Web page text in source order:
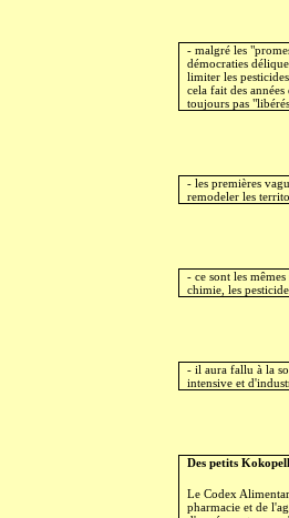
- malgré les
démocraties
limiter les
cela fait des
toujours pas
- les premières
remodeler les
- ce sont les
chimie, les
- il aura fallu à la
intensive et
Des petits
Le Codex
pharmacie et de